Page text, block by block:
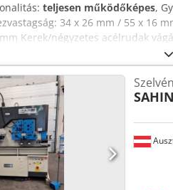
teljesen működőképes,
34 x 26 mm / 55 x 16
Kerek/négyzetes acélrudak
vágása (90°): 160 x 160 x 16 mm
magassága: 1190 mm Lapos
120 x 12 mm Munkafelület
Mélység: 100 mm Munkafelület
nyomóerő): 115 t Hosszúság: 2045
1070 mm Súly: 3150 kg